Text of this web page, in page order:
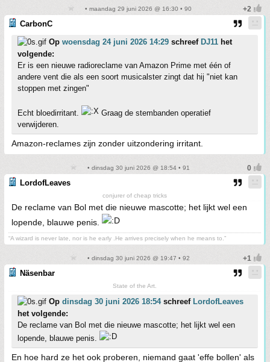
• maandag 29 juni 2026 @ 16:30 • 90
CarbonC
Op woensdag 24 juni 2026 14:29 schreef DJ11 het
volgende:
Er is een nieuwe radioreclame van Amazon Prime met één of
andere vent die als een soort musicalster zingt dat hij "niet kan
stoppen met zingen"
Echt bloedirritant.
Graag de stembanden operatief
verwijderen.
Amazon-reclames zijn zonder uitzondering irritant.
• dinsdag 30 juni 2026 @ 18:54 • 91
LordofLeaves
conjurer of cheap tricks
De reclame van Bol met die nieuwe mascotte; het lijkt wel een
lopende, blauwe penis.
“A wizard is never late, nor is he early .He arrives precisely when he means to.”
• dinsdag 30 juni 2026 @ 19:47 • 92
Näsenbar
State of the Art.
Op dinsdag 30 juni 2026 18:54schreef LordofLeaves
het volgende:
De reclame van Bol met die nieuwe mascotte; het lijkt wel een
lopende, blauwe penis.
En hoe hard ze het ook proberen, niemand gaat 'effe bollen' als